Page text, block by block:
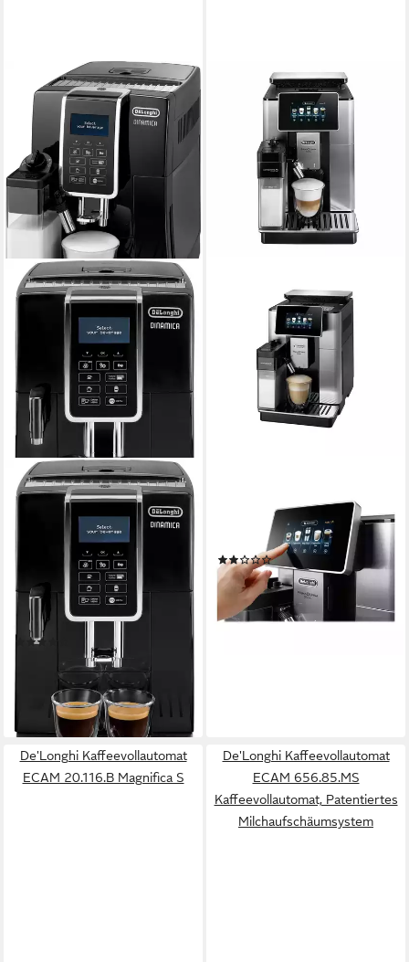
DE'LONGHI
Kaffeevollautomat Dinamica
ECAM356.57.B - 14
Kaffeegetränke mit perfektem
Milchschaum
300 g
Bohnenkapazität
15 bar
Pumpendruck
Sensortasten Bedienung
(905)
UVP949,00 €
mtl. in 48 Raten
lieferbar - in 2-3 Werktagen bei dir
ECAM610.74.MB PrimaDonna
Soul Kaffeevollautomat
(1)
1.087,16 € UVP1.449,00 €
31,56 € mtl. in 48 Raten
-25%
De'Longhi Kaffeevollautomat
ECAM 20.116.B Magnifica S
De'Longhi Kaffeevollautomat
ECAM 656.85.MS
Kaffeevollautomat, Patentiertes
Milchaufschäumsystem